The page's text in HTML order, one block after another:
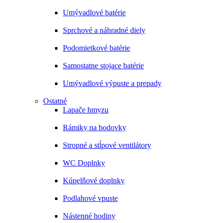
Umývadlové batérie
Sprchové a náhradné diely
Podomietkové batérie
Samostatne stojace batérie
Umývadlové výpuste a prepady
Ostatné
Lapače hmyzu
Rámiky na bodovky
Stropné a stĺpové ventilátory
WC Doplnky
Kúpelňové doplnky
Podlahové vpuste
Nástenné hodiny